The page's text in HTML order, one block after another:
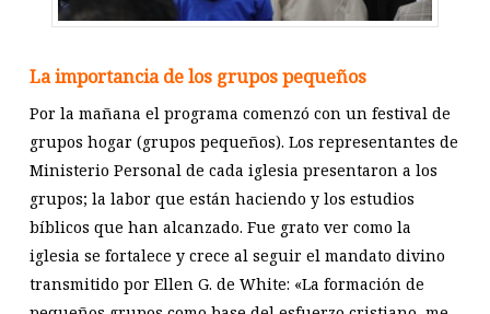
La importancia de los grupos pequeños
Por la mañana el programa comenzó con un festival de
grupos hogar (grupos pequeños). Los representantes de
Ministerio Personal de cada iglesia presentaron a los
grupos; la labor que están haciendo y los estudios
bíblicos que han alcanzado. Fue grato ver como la
iglesia se fortalece y crece al seguir el mandato divino
transmitido por Ellen G. de White: «La formación de